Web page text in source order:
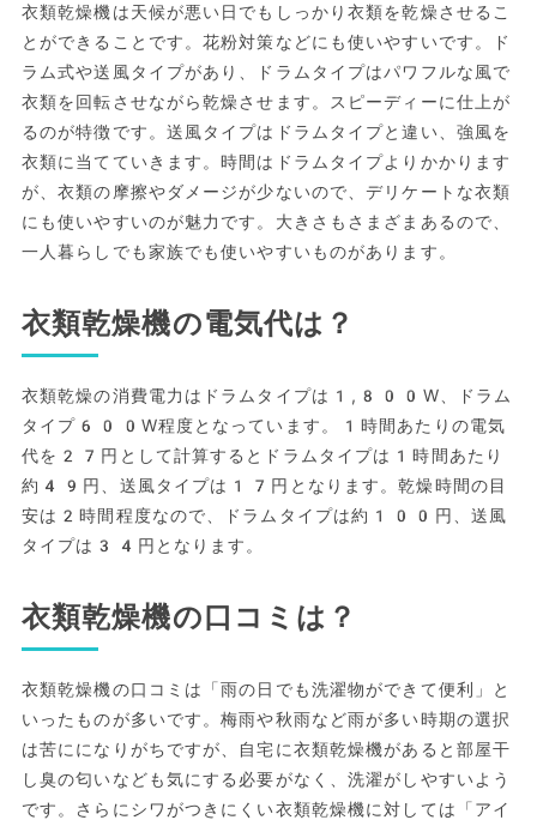
衣類乾燥機は天候が悪い日でもしっかり衣類を乾燥させるこ
とができることです。花粉対策などにも使いやすいです。ド
ラム式や送風タイプがあり、ドラムタイプはパワフルな風で
衣類を回転させながら乾燥させます。スピーディーに仕上が
るのが特徴です。送風タイプはドラムタイプと違い、強風を
衣類に当てていきます。時間はドラムタイプよりかかります
が、衣類の摩擦やダメージが少ないので、デリケートな衣類
にも使いやすいのが魅力です。大きさもさまざまあるので、
一人暮らしでも家族でも使いやすいものがあります。
衣類乾燥機の電気代は？
衣類乾燥の消費電力はドラムタイプは1,800W、ドラム
タイプ600W程度となっています。1時間あたりの電気
代を27円として計算するとドラムタイプは1時間あたり
約49円、送風タイプは17円となります。乾燥時間の目
安は2時間程度なので、ドラムタイプは約100円、送風
タイプは34円となります。
衣類乾燥機の口コミは？
衣類乾燥機の口コミは「雨の日でも洗濯物ができて便利」と
いったものが多いです。梅雨や秋雨など雨が多い時期の選択
は苦にになりがちですが、自宅に衣類乾燥機があると部屋干
し臭の匂いなども気にする必要がなく、洗濯がしやすいよう
です。さらにシワがつきにくい衣類乾燥機に対しては「アイ